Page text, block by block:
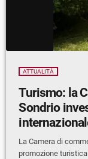
ATTUALITÀ
Turismo: la
Sondrio
La Camera di
promozione